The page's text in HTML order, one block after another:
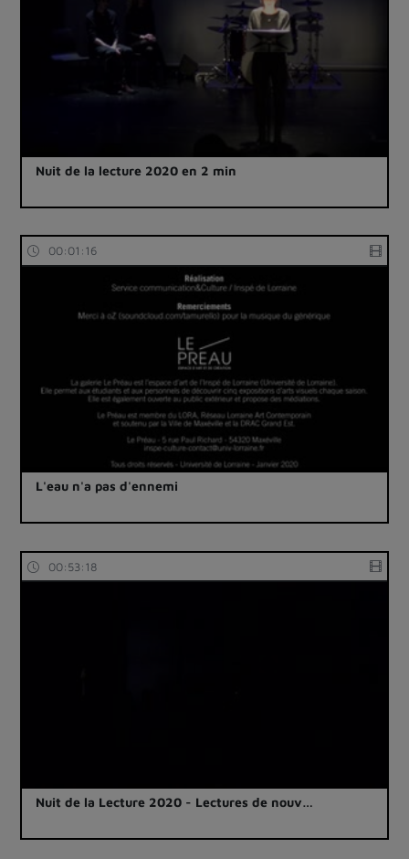
Nuit de la lecture 2020 en 2 min
00:01:16
L'eau n'a pas d'ennemi
00:53:18
Nuit de la Lecture 2020 - Lectures de nouv…